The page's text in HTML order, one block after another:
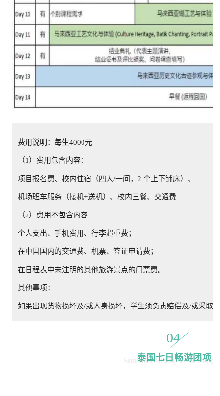
费用说明：每生4000元
（1）费用包含内容：
项目报名费、校内住宿（四人/一间，2 个上下铺床）、
机场班车服务（接机+送机）、校内三餐、交通费
（2）费用不包含内容
个人支出、手机费用、行李超重费；
在中国国内的交通费、机票、签证申请费；
在日程表中未注明的其他旅游景点的门票费。
其他事项：
如果出现货物损坏及/或人身损坏，学生须负责赔偿及/或采取
04
泰国七日畅游团项
Summer Study Tour